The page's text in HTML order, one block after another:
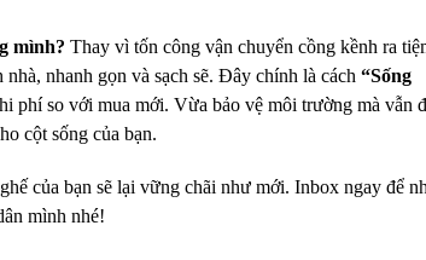
mình? Thay vì tốn công vận chuyển cồng kềnh ra
nhà, nhanh gọn và sạch sẽ. Đây chính là cách“Sống
phí so với mua mới. Vừa bảo vệ môi trường mà vẫn
cột sống của bạn.
của bạn sẽ lại vững chãi như mới. Inbox ngay để
mình nhé!